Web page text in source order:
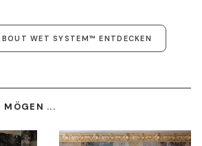
WET SYSTEM™ ENTDECKEN
MÖGEN ...